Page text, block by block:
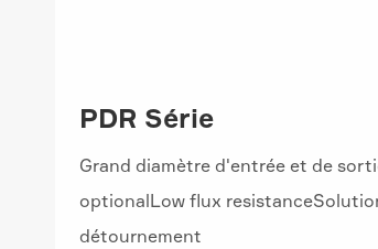
PDR Série
Grand diamètre d'entrée et de
optionalLow flux
détournement